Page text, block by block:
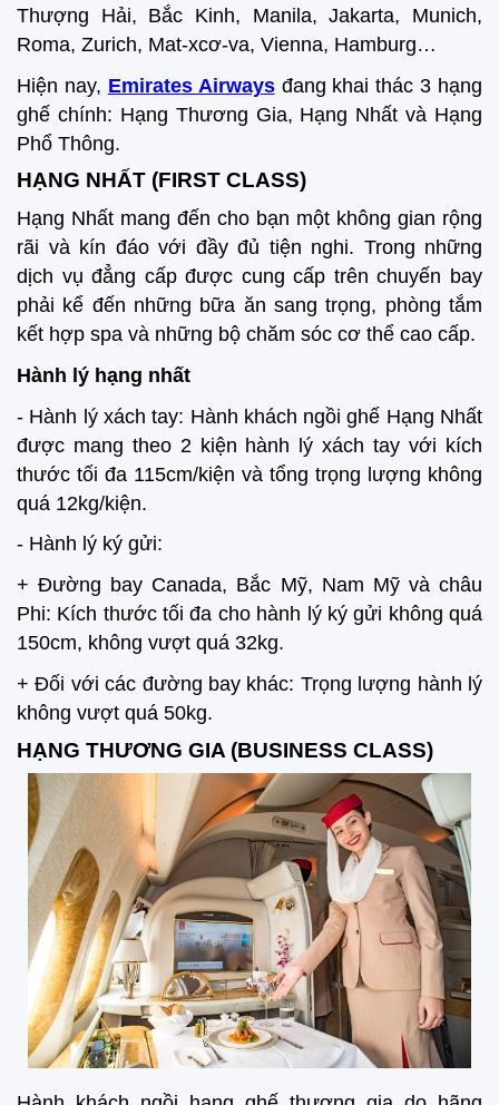
Thượng Hải, Bắc Kinh, Manila, Jakarta, Munich,
Roma, Zurich, Mat-xcơ-va, Vienna, Hamburg…
Hiện nay, Emirates Airwaysđang khai thác 3 hạng
ghế chính: Hạng Thương Gia, Hạng Nhất và Hạng
Phổ Thông.
HẠNG NHẤT (FIRST CLASS)
Hạng Nhất mang đến cho bạn một không gian rộng
rãi và kín đáo với đầy đủ tiện nghi. Trong những
dịch vụ đẳng cấp được cung cấp trên chuyến bay
phải kể đến những bữa ăn sang trọng, phòng tắm
kết hợp spa và những bộ chăm sóc cơ thể cao cấp.
Hành lý hạng nhất
- Hành lý xách tay: Hành khách ngồi ghế Hạng Nhất
được mang theo 2 kiện hành lý xách tay với kích
thước tối đa 115cm/kiện và tổng trọng lượng không
quá 12kg/kiện.
- Hành lý ký gửi:
+ Đường bay Canada, Bắc Mỹ, Nam Mỹ và châu
Phi: Kích thước tối đa cho hành lý ký gửi không quá
150cm, không vượt quá 32kg.
+ Đối với các đường bay khác: Trọng lượng hành lý
không vượt quá 50kg.
HẠNG THƯƠNG GIA (BUSINESS CLASS)